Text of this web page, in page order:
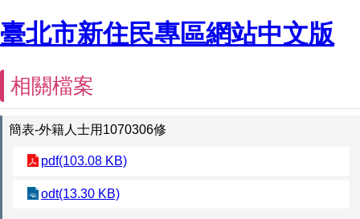
臺北市新住民專區網站中文版
相關檔案
簡表-外籍人士用1070306修
pdf(103.08 KB)
odt(13.30 KB)